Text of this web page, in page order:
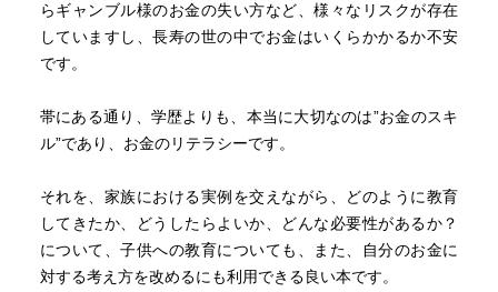
らギャンブル様のお金の失い方など、様々なリスクが存在
していますし、長寿の世の中でお金はいくらかかるか不安
です。
帯にある通り、学歴よりも、本当に大切なのは”お金のスキ
ル”であり、お金のリテラシーです。
それを、家族における実例を交えながら、どのように教育
してきたか、どうしたらよいか、どんな必要性があるか？
について、子供への教育についても、また、自分のお金に
対する考え方を改めるにも利用できる良い本です。